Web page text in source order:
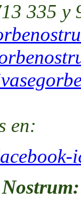
335 y
en: